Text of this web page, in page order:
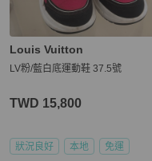
Louis Vuitton
LV粉/藍白底運動鞋 37.5號
TWD 15,800
狀況良好 本地 免運